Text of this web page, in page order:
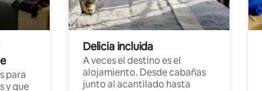
para
y que
Delicia incluida
A veces el destino es el
alojamiento. Desde cabañas
junto al acantilado hasta